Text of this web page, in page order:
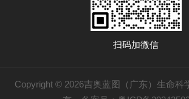
扫码加微信
Copyright © 2026吉奥蓝图（广东）生命科